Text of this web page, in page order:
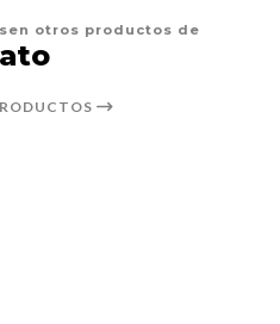
otros productos de